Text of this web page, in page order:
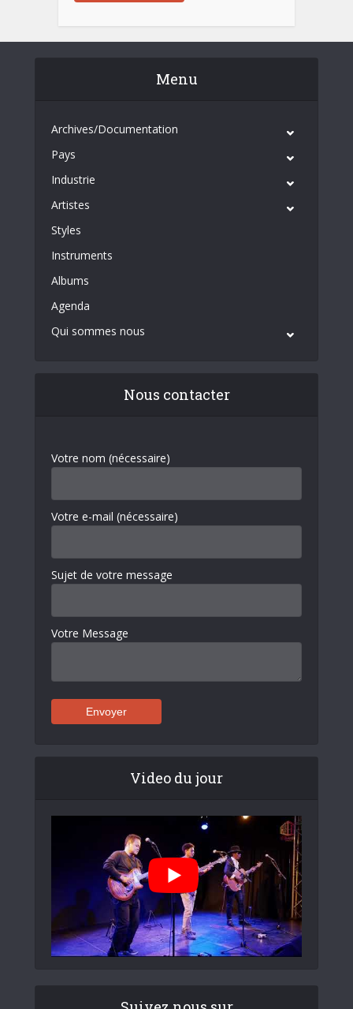
Menu
Archives/Documentation
Pays
Industrie
Artistes
Styles
Instruments
Albums
Agenda
Qui sommes nous
Nous contacter
Votre nom (nécessaire)
Votre e-mail (nécessaire)
Sujet de votre message
Votre Message
Video du jour